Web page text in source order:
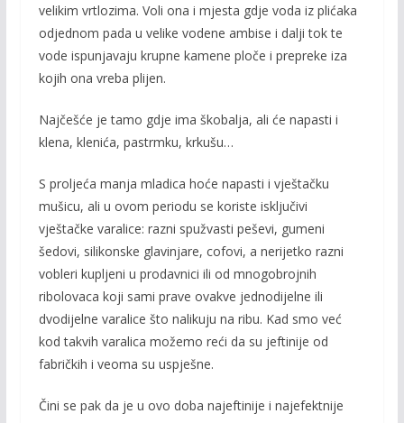
velikim vrtlozima. Voli ona i mjesta gdje voda iz plićaka
odjednom pada u velike vodene ambise i dalji tok te
vode ispunjavaju krupne kamene ploče i prepreke iza
kojih ona vreba plijen.
Najčešće je tamo gdje ima škobalja, ali će napasti i
klena, klenića, pastrmku, krkušu…
S proljeća manja mladica hoće napasti i vještačku
mušicu, ali u ovom periodu se koriste isključivi
vještačke varalice: razni spužvasti peševi, gumeni
šedovi, silikonske glavinjare, cofovi, a nerijetko razni
vobleri kupljeni u prodavnici ili od mnogobrojnih
ribolovaca koji sami prave ovakve jednodijelne ili
dvodijelne varalice što nalikuju na ribu. Kad smo već
kod takvih varalica možemo reći da su jeftinije od
fabričkih i veoma su uspješne.
Čini se pak da je u ovo doba najeftinije i najefektnije